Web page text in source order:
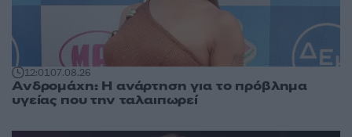
12:0107.08.26
Ανδρομάχη: Η ανάρτηση για το πρόβλημα
υγείας που την ταλαιπωρεί